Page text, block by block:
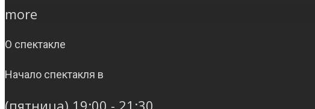
more
О спектакле
Начало спектакля в
(пятница) 19:00 - 21:30